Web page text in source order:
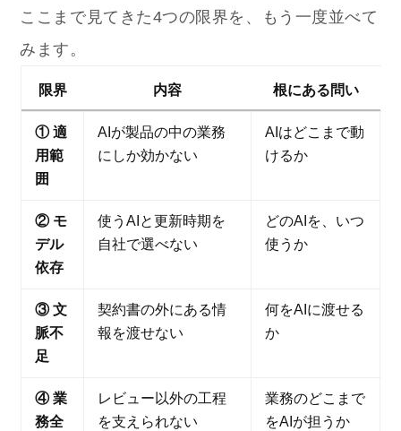
ここまで見てきた4つの限界を、もう一度並べて
みます。
限界 内容 根にある問い
① 適
用範
囲
AIが製品の中の業務
にしか効かない
AIはどこまで動
けるか
② モ
デル
依存
使うAIと更新時期を
自社で選べない
どのAIを、いつ
使うか
③ 文
脈不
足
契約書の外にある情
報を渡せない
何をAIに渡せる
か
④ 業
務全
レビュー以外の工程
を支えられない
業務のどこまで
をAIが担うか